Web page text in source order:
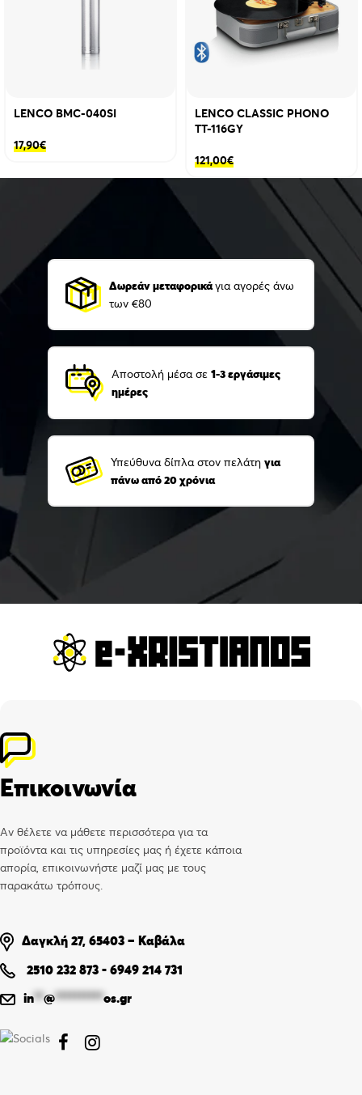
LENCO BMC-040SI
17,90€
LENCO CLASSIC PHONO
TT-116GY
121,00€
Δωρεάν μεταφορικάγια αγορές άνω
των €80
Αποστολή μέσα σε 1-3 εργάσιμες
ημέρες
Υπεύθυνα δίπλα στον πελάτη για
πάνω από 20 χρόνια
Επικοινωνία
Αν θέλετε να μάθετε περισσότερα για τα
προϊόντα και τις υπηρεσίες μας ή έχετε κάποια
απορία, επικοινωνήστε μαζί μας με τους
παρακάτω τρόπους.
Δαγκλή 27, 65403 – Καβάλα
2510 232 873 - 6949 214 731
in**@**********os.gr
 